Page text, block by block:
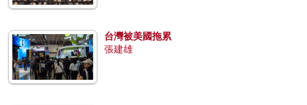
台灣被美國拖累
張建雄